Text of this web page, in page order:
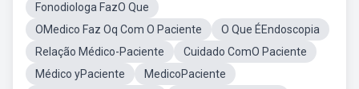
Fonodiologa FazO Que
OMedico Faz Oq Com O Paciente
O Que ÉEndoscopia
Relação Médico-Paciente
Cuidado ComO Paciente
Médico yPaciente
MedicoPaciente